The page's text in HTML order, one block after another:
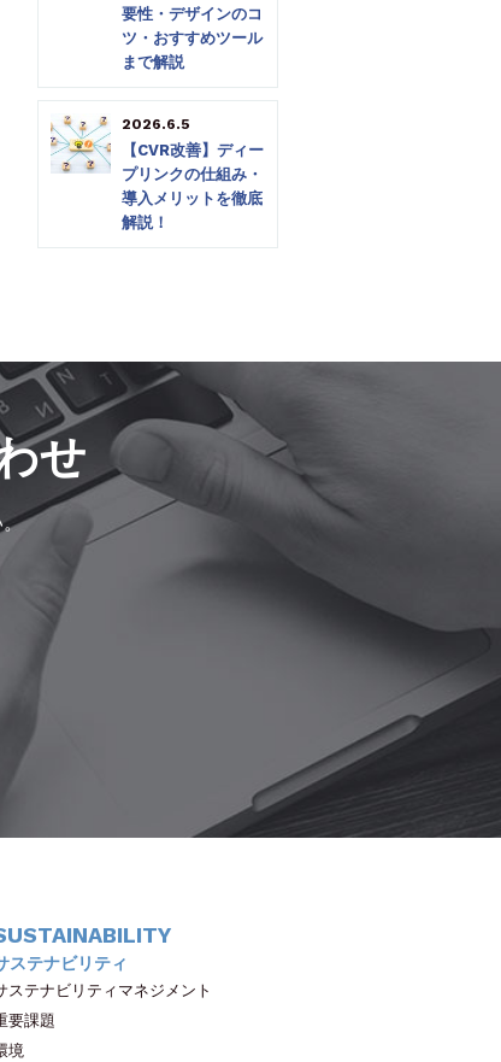
要性・デザインのコ
ツ・おすすめツール
まで解説
2026.6.5
【CVR改善】ディー
プリンクの仕組み・
導入メリットを徹底
解説！
せ
ステナビリティ
ステナビリティマネジメント
要課題
境